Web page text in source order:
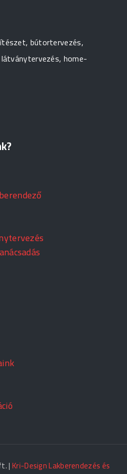
bútortervezés,
home-
|Kri-Design Lakberendezés és